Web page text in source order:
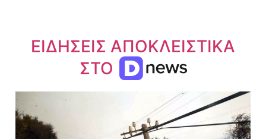
ΕΙΔΗΣΕΙΣ ΑΠΟΚΛΕΙΣΤΙΚΑ
ΣΤΟ